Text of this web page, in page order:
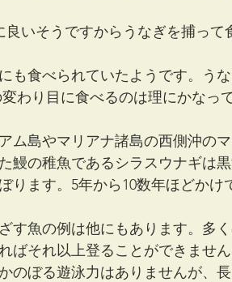
いそうですからうなぎを捕って
も食べられていたようです。う
わり目に食べるのは理にかなっ
ム島やマリアナ諸島の西側沖の
鰻の稚魚であるシラスウナギは
ります。5年から10数年ほどかけ
す魚の例は他にもあります。多
ばそれ以上登ることができませ
のぼる遊泳力はありませんが、